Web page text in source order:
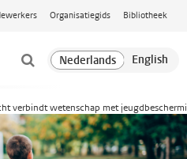
Organisatiegids Bibliotheek
verbindt wetenschap met